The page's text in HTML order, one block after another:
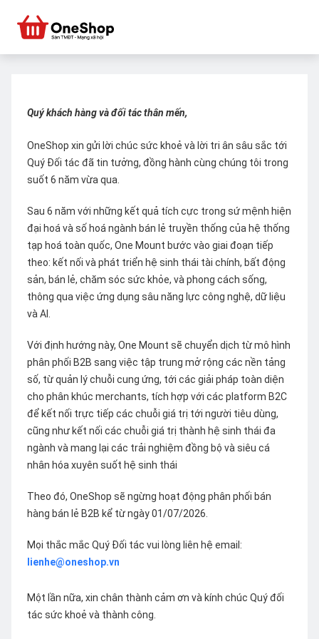
Quý khách hàng và đối tác thân mến,
OneShop xin gửi lời chúc sức khoẻ và lời tri ân sâu sắc tới
Quý Đối tác đã tin tưởng, đồng hành cùng chúng tôi trong
suốt 6 năm vừa qua.
Sau 6 năm với những kết quả tích cực trong sứ mệnh hiện
đại hoá và số hoá ngành bán lẻ truyền thống của hệ thống
tạp hoá toàn quốc, One Mount bước vào giai đoạn tiếp
theo: kết nối và phát triển hệ sinh thái tài chính, bất động
sản, bán lẻ, chăm sóc sức khỏe, và phong cách sống,
thông qua việc ứng dụng sâu năng lực công nghệ, dữ liệu
và AI.
Với định hướng này, One Mount sẽ chuyển dịch từ mô hình
phân phối B2B sang việc tập trung mở rộng các nền tảng
số, từ quản lý chuỗi cung ứng, tới các giải pháp toàn diện
cho phân khúc merchants, tích hợp với các platform B2C
để kết nối trực tiếp các chuỗi giá trị tới người tiêu dùng,
cũng như kết nối các chuỗi giá trị thành hệ sinh thái đa
ngành và mang lại các trải nghiệm đồng bộ và siêu cá
nhân hóa xuyên suốt hệ sinh thái
Theo đó, OneShop sẽ ngừng hoạt động phân phối bán
hàng bán lẻ B2B kể từ ngày 01/07/2026.
Mọi thắc mắc Quý Đối tác vui lòng liên hệ email:
lienhe@oneshop.vn
Một lần nữa, xin chân thành cảm ơn và kính chúc Quý đối
tác sức khoẻ và thành công.